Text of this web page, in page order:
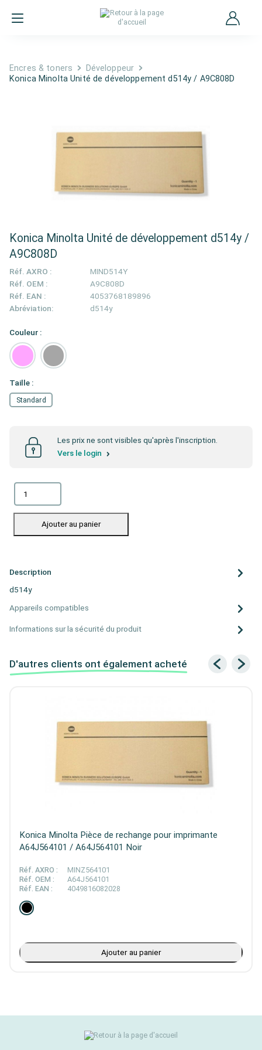
Encres & toners
Développeur
Konica Minolta Unité de développement d514y / A9C808D
Konica Minolta Unité de développement d514y /
A9C808D
Réf. AXRO :
MIND514Y
Réf. OEM :
A9C808D
Réf. EAN :
4053768189896
Abréviation:
d514y
Couleur :
Taille :
Standard
Les prix ne sont visibles qu'après l'inscription.
Vers le login
Ajouter au panier
Description
d514y
Appareils compatibles
Informations sur la sécurité du produit
D'autres clients ont également acheté
Konica Minolta Pièce de rechange pour imprimante
A64J564101 / A64J564101 Noir
Réf. AXRO :
MINZ564101
Réf. OEM :
A64J564101
Réf. EAN :
4049816082028
Ajouter au panier